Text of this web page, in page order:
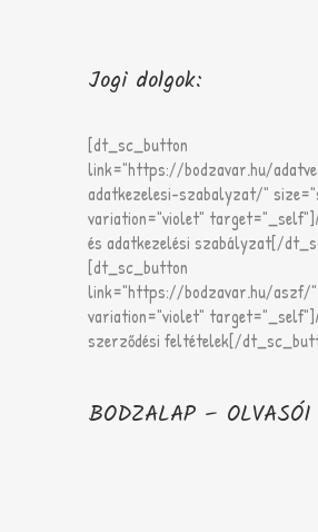
Jogi dolgok:
[dt_sc_button
link="https://bodzavar.hu/
adatkezelesi-szabalyzat/"
variation="violet"
és adatkezelési szabályzat[/
[dt_sc_button
link="https://bodzavar.hu/aszf/"
variation="violet"
szerződési feltételek[/
BODZALAP –